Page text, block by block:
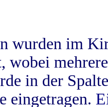
wurden im
wobei
in der
eingetragen.